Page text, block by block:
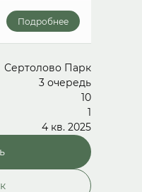
Подробнее
Сертолово Парк
3 очередь
10
1
4 кв. 2025